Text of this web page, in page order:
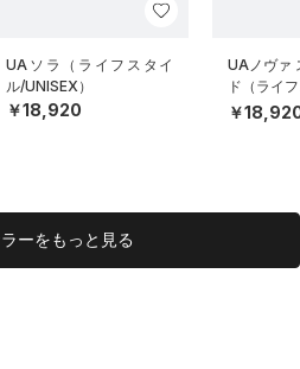
UAソラ（ライフスタイ
ル/UNISEX）
￥18,920
UAノヴァ
ド（ライ
EX）
￥
ーをもっと見る